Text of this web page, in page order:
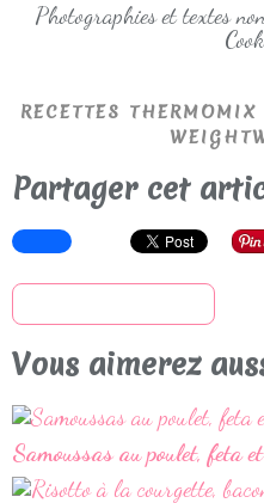
Photographies et textes
RECETTES THERMOMIX
Partager cet
Vous aimerez
Samoussas au poulet, feta